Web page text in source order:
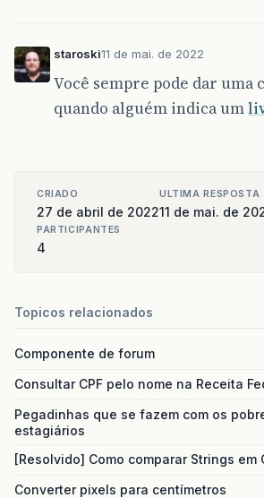
staroski11 de mai. de 2022
Você sempre pode dar uma
quando alguém indica um
CRIADO
27 de abril de 2022
ULTIMA RESPOSTA
11 de mai. de
PARTICIPANTES
4
Topicos relacionados
Componente de forum
Consultar CPF pelo nome na Receita
Pegadinhas que se fazem com os
estagiários
[Resolvido] Como comparar Strings em
Converter pixels para centímetros